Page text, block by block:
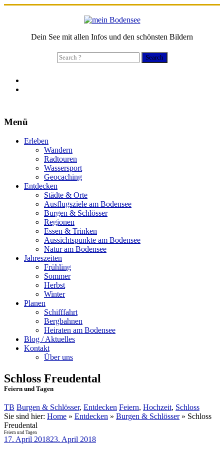
Dein See mit allen Infos und den schönsten Bildern
Search
for:
Menü
Erleben
Wandern
Radtouren
Wassersport
Geocaching
Entdecken
Städte & Orte
Ausflugsziele am Bodensee
Burgen & Schlösser
Regionen
Essen & Trinken
Aussichtspunkte am Bodensee
Natur am Bodensee
Jahreszeiten
Frühling
Sommer
Herbst
Winter
Planen
Schifffahrt
Bergbahnen
Heiraten am Bodensee
Blog / Aktuelles
Kontakt
Über uns
Schloss Freudental
Feiern und Tagen
TB Burgen & Schlösser, Entdecken Feiern, Hochzeit, Schloss
Sie sind hier: Home » Entdecken » Burgen & Schlösser» Schloss
Freudental
Feiern und Tagen
17. April 201823. April 2018